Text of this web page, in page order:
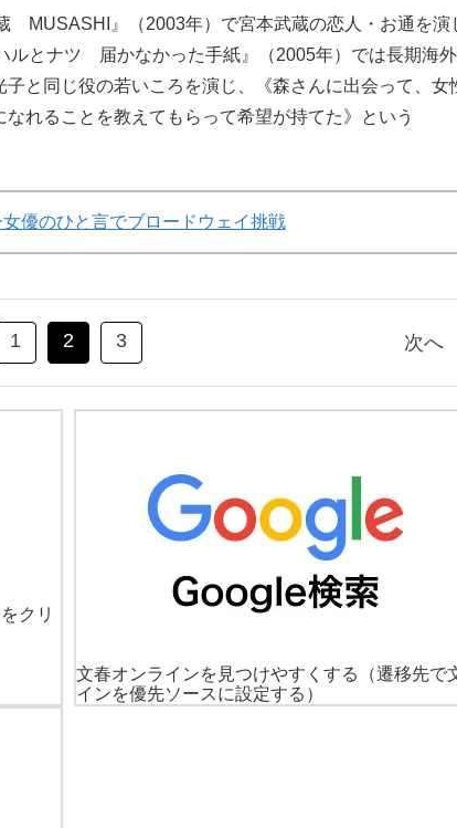
MUSASHI』（2003年）で宮本武蔵の恋人・お通を演
ルとナツ 届かなかった手紙』（2005年）では長期海外
と同じ役の若いころを演じ、《森さんに出会って、女
れることを教えてもらって希望が持てた》という
女優のひと言でブロードウェイ挑戦
1 2 3 次へ
クリ
文春オンラインを見つけやすくする
（遷移先で
インを優先ソースに設定する）